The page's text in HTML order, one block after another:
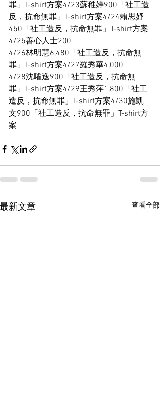
罪」T-shirt方案4/23蘇稚婷900「社工造
反，抗命無罪」T-shirt方案4/24賴思妤
450「社工造反，抗命無罪」T-shirt方案
4/25善心人士200
4/26林明慧6,480「社工造反，抗命無
罪」T-shirt方案4/27羅秀華4,000
4/28沈曜逸900「社工造反，抗命無
罪」T-shirt方案4/29王秀萍1,800「社工
造反，抗命無罪」T-shirt方案4/30施凱
文900「社工造反，抗命無罪」T-shirt方
案
最新文章 查看全部